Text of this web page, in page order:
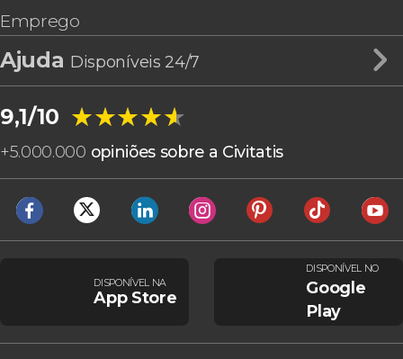
Emprego
Ajuda Disponíveis 24/7
9,1/10 ★★★★★
★★★★★
+5.000.000 opiniões sobre a Civitatis
DISPONÍVEL NA
App Store
DISPONÍVEL NO
Google
Play